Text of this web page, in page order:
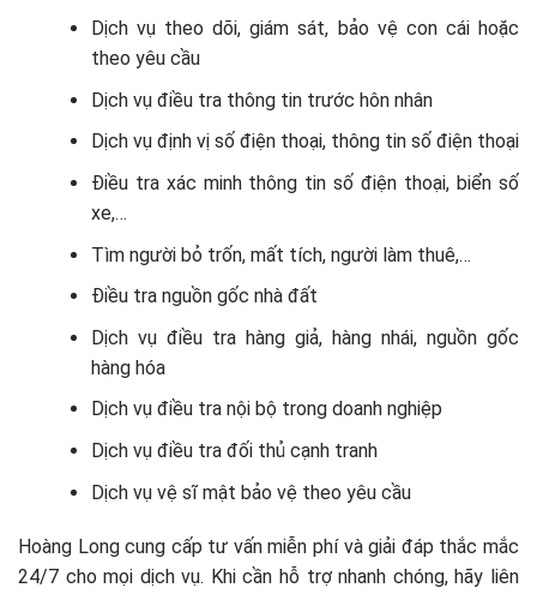
Dịch vụ theo dõi, giám sát, bảo vệ con cái hoặc
theo yêu cầu
Dịch vụ điều tra thông tin trước hôn nhân
Dịch vụ định vị số điện thoại, thông tin số điện thoại
Điều tra xác minh thông tin số điện thoại, biển số
xe,…
Tìm người bỏ trốn, mất tích, người làm thuê,…
Điều tra nguồn gốc nhà đất
Dịch vụ điều tra hàng giả, hàng nhái, nguồn gốc
hàng hóa
Dịch vụ điều tra nội bộ trong doanh nghiệp
Dịch vụ điều tra đối thủ cạnh tranh
Dịch vụ vệ sĩ mật bảo vệ theo yêu cầu
Hoàng Long cung cấp tư vấn miễn phí và giải đáp thắc mắc
24/7 cho mọi dịch vụ. Khi cần hỗ trợ nhanh chóng, hãy liên